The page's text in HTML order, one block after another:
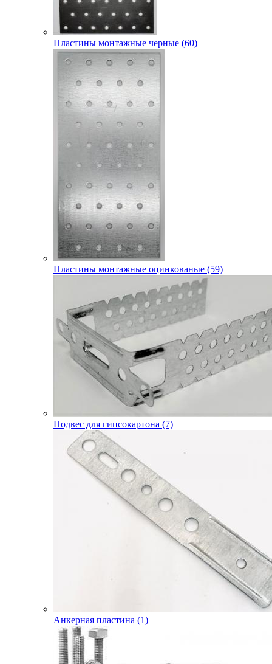
Пластины монтажные черные (60)
Пластины монтажные оцинкованые (59)
Подвес для гипсокартона (7)
Анкерная пластина (1)